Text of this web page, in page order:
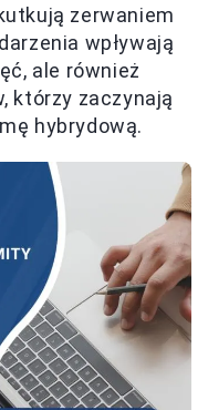
zerwaniem
wpływają
ale również
którzy zaczynają
hybrydową.